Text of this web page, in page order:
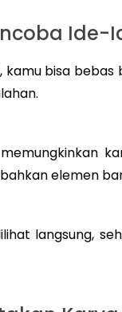
kamu bisa
elemen
langsung,